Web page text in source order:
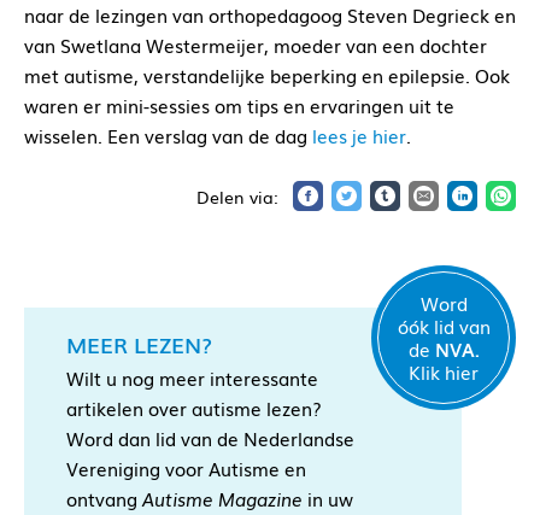
naar de lezingen van orthopedagoog Steven Degrieck en
van Swetlana Westermeijer, moeder van een dochter
met autisme, verstandelijke beperking en epilepsie. Ook
waren er mini-sessies om tips en ervaringen uit te
wisselen. Een verslag van de dag lees je hier.
MEER LEZEN?
Wilt u nog meer interessante
artikelen over autisme lezen?
Word dan lid van de Nederlandse
Vereniging voor Autisme en
ontvang Autisme Magazine in uw
Word
óók lid van
de NVA.
Klik hier